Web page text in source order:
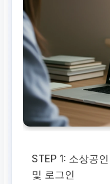
STEP 1: 소상공
및 로그인